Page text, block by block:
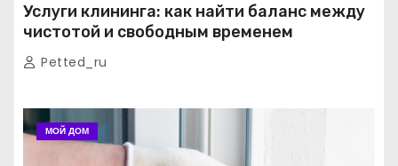
Услуги клининга: как найти баланс между
чистотой и свободным временем
Petted_ru
МОЙ ДОМ